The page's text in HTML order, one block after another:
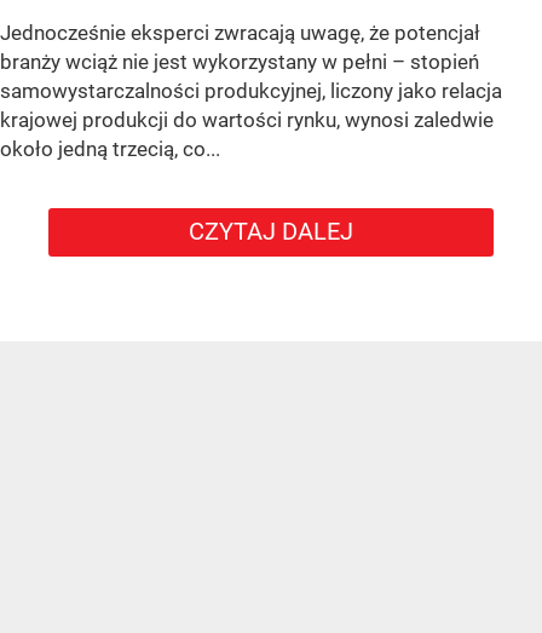
Jednocześnie eksperci zwracają uwagę, że potencjał
branży wciąż nie jest wykorzystany w pełni – stopień
samowystarczalności produkcyjnej, liczony jako relacja
krajowej produkcji do wartości rynku, wynosi zaledwie
około jedną trzecią, co...
CZYTAJ DALEJ